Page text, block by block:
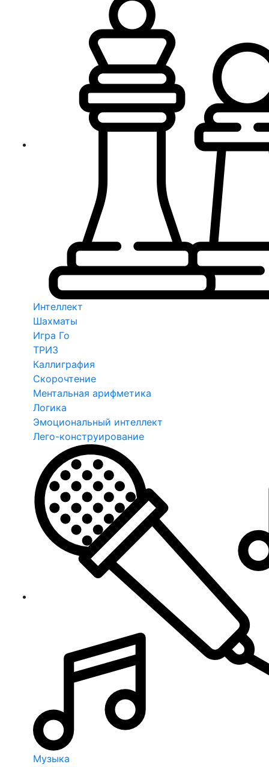
Интеллект
Шахматы
Игра Го
ТРИЗ
Каллиграфия
Скорочтение
Ментальная арифметика
Логика
Эмоциональный интеллект
Лего-конструирование
Музыка